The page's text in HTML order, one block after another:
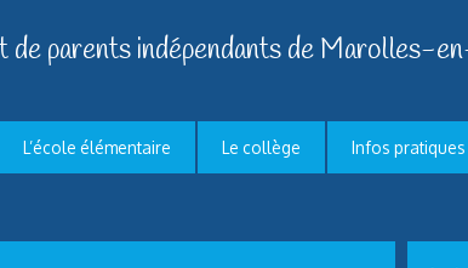
de parents indépendants de Marolles-
L’école élémentaire Le collège Infos pratiques